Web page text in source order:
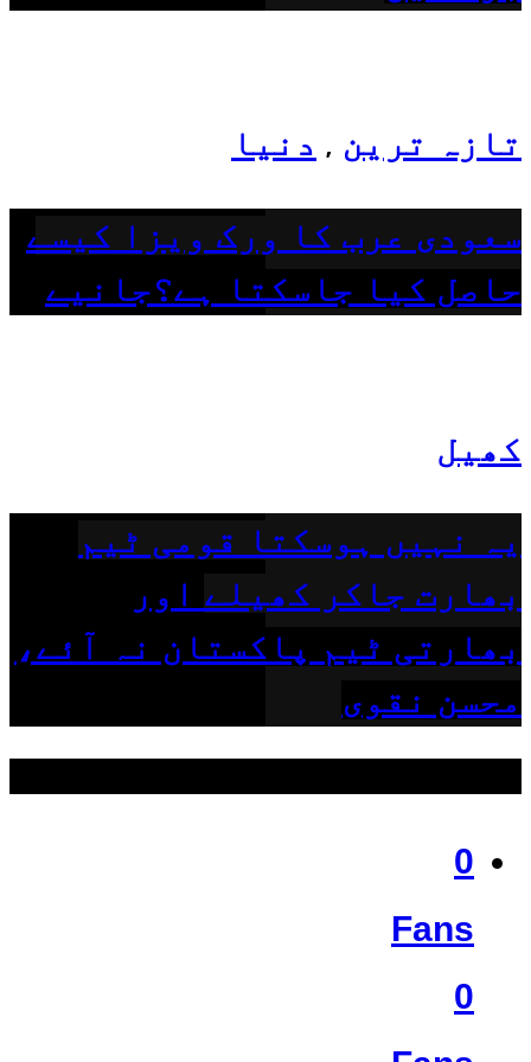
تازہ ترین , دنیا
سعودی عرب کا ورک ویزا کیسے
حاصل کیا جاسکتا ہے؟جانیے
کھیل
یہ نہیں ہوسکتا قومی ٹیم
بھارت جاکر کھیلے اور
بھارتی ٹیم پاکستان نہ آئے،
محسن نقوی
0
Fans
0